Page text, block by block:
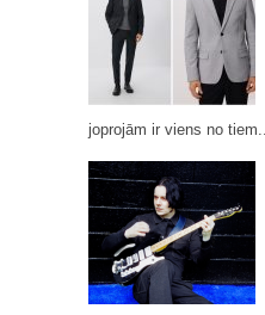
joprojām ir viens no tiem...